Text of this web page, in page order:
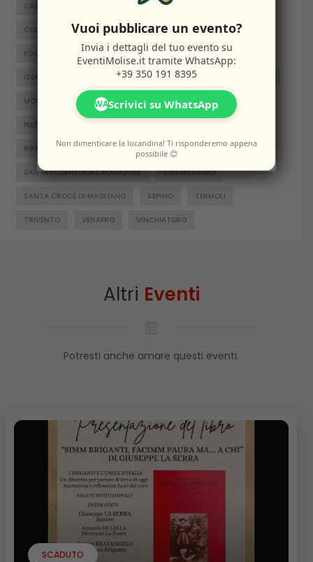
CASTELPETROSO CASTROPIGNANO
COLLE D'ANCHISE COLLETORTO FERRAZZANO
FOSSALTO FROSOLONE GAMBATESA GUARDIAREGIA
ISERNIA LARINO MACCHIAGODENA
MONTENERO DI BISACCIA ORATINO PESCHE
PIETRABBONDANTE
RIPALIMOSANI ROCCAMANDOLFI ROTELLO
SAN GIACOMO DEGLI SCHIAVONI SAN MASSIMO
SANTA CROCE DI MAGLIANO SEPINO TERMOLI
TRIVENTO VENAFRO VINCHIATURO
Altri Eventi
Potresti anche amare questi eventi.
SCADUTO
Vuoi pubblicare un evento?
Invia i dettagli del tuo evento su
EventiMolise.it tramite WhatsApp:
+39 350 191 8395
WAScrivici su WhatsApp
Non dimenticare la locandina! Ti risponderemo appena
possibile 😊